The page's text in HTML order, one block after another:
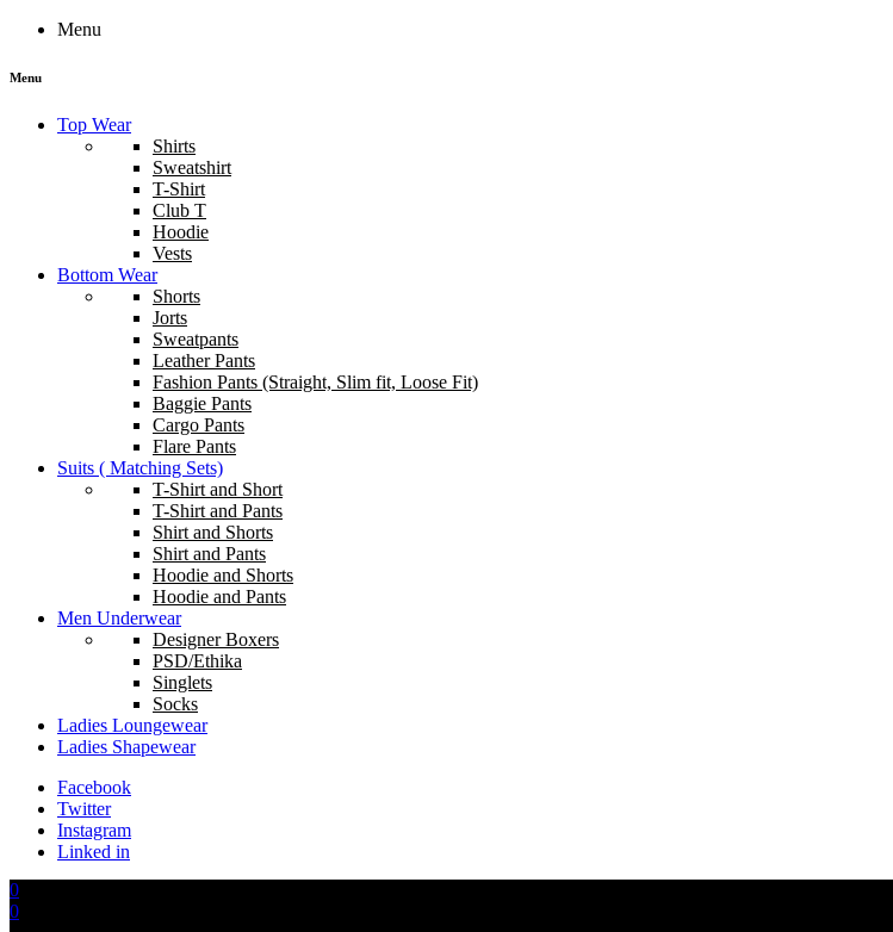
Menu
Menu
Top Wear
Shirts
Sweatshirt
T-Shirt
Club T
Hoodie
Vests
Bottom Wear
Shorts
Jorts
Sweatpants
Leather Pants
Fashion Pants (Straight, Slim fit, Loose Fit)
Baggie Pants
Cargo Pants
Flare Pants
Suits ( Matching Sets)
T-Shirt and Short
T-Shirt and Pants
Shirt and Shorts
Shirt and Pants
Hoodie and Shorts
Hoodie and Pants
Men Underwear
Designer Boxers
PSD/Ethika
Singlets
Socks
Ladies Loungewear
Ladies Shapewear
Facebook
Twitter
Instagram
Linked in
0
0